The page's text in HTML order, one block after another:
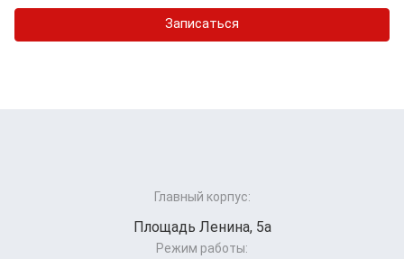
Записаться
Главный корпус:
Площадь Ленина, 5а
Режим работы: